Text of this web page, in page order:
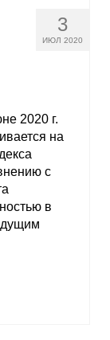
3
ИЮЛ 2020
2020 г.
на
с
в